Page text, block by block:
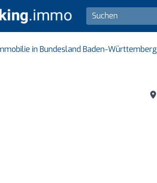
in Bundesland Baden-Württemberg